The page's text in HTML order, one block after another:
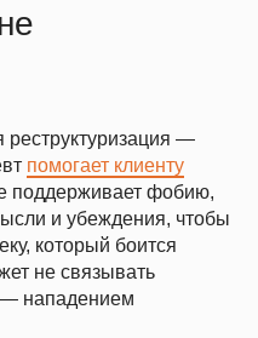
реструктуризация —
помогает клиенту
поддерживает фобию,
и убеждения, чтобы
который боится
не связывать
нападением